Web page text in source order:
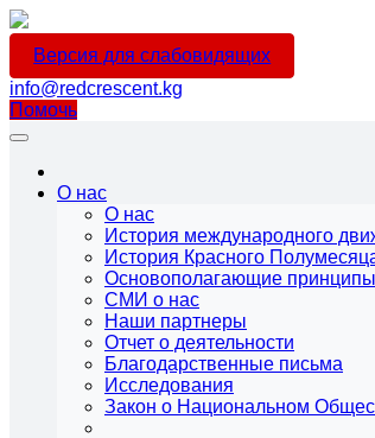
Версия для слабовидящих
info@redcrescent.kg
Помочь
О нас
О нас
История международного
История Красного
Основополагающие принципы
СМИ о нас
Наши партнеры
Отчет о деятельности
Благодарственные письма
Исследования
Закон о Национальном